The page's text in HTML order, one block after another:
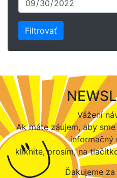
Vážení
Ak máte záujem, aby
informačný
kliknite, prosím, na
Ďakujeme